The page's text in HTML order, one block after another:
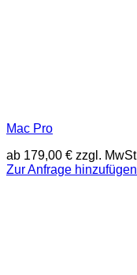
Mac Pro
ab 179,00 € zzgl. MwSt
Zur Anfrage hinzufügen